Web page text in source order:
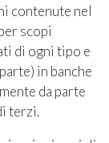
contenute nel
scopi
di ogni tipo e
in banche
da parte
terzi.